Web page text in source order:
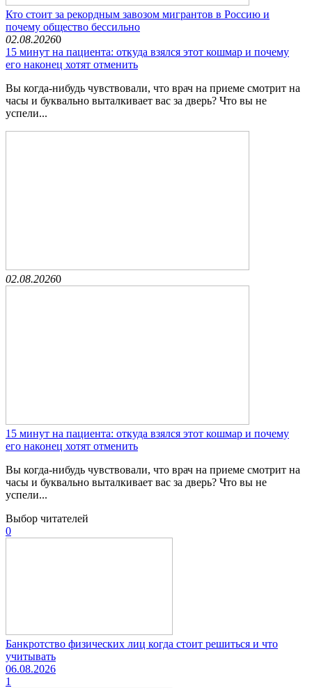
Кто стоит за рекордным завозом мигрантов в Россию и
почему общество бессильно
02.08.20260
15 минут на пациента: откуда взялся этот кошмар и почему
его наконец хотят отменить
Вы когда-нибудь чувствовали, что врач на приеме смотрит на
часы и буквально выталкивает вас за дверь? Что вы не
успели...
02.08.20260
15 минут на пациента: откуда взялся этот кошмар и почему
его наконец хотят отменить
Вы когда-нибудь чувствовали, что врач на приеме смотрит на
часы и буквально выталкивает вас за дверь? Что вы не
успели...
Выбор читателей
0
Банкротство физических лиц когда стоит решиться и что
учитывать
06.08.2026
1